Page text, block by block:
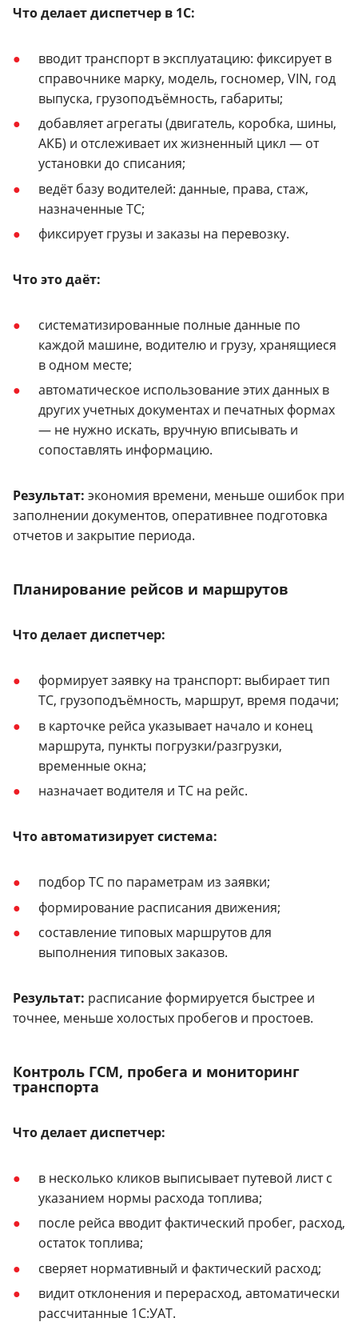
Что делает диспетчер в 1С:
вводит транспорт в эксплуатацию: фиксирует в
справочнике марку, модель, госномер, VIN, год
выпуска, грузоподъёмность, габариты;
добавляет агрегаты (двигатель, коробка, шины,
АКБ) и отслеживает их жизненный цикл — от
установки до списания;
ведёт базу водителей: данные, права, стаж,
назначенные ТС;
фиксирует грузы и заказы на перевозку.
Что это даёт:
систематизированные полные данные по
каждой машине, водителю и грузу, хранящиеся
в одном месте;
автоматическое использование этих данных в
других учетных документах и печатных формах
— не нужно искать, вручную вписывать и
сопоставлять информацию.
Результат: экономия времени, меньше ошибок при
заполнении документов, оперативнее подготовка
отчетов и закрытие периода.
Планирование рейсов и маршрутов
Что делает диспетчер:
формирует заявку на транспорт: выбирает тип
ТС, грузоподъёмность, маршрут, время подачи;
в карточке рейса указывает начало и конец
маршрута, пункты погрузки/разгрузки,
временные окна;
назначает водителя и ТС на рейс.
Что автоматизирует система:
подбор ТС по параметрам из заявки;
формирование расписания движения;
составление типовых маршрутов для
выполнения типовых заказов.
Результат: расписание формируется быстрее и
точнее, меньше холостых пробегов и простоев.
Контроль ГСМ, пробега и мониторинг
транспорта
Что делает диспетчер:
в несколько кликов выписывает путевой лист с
указанием нормы расхода топлива;
после рейса вводит фактический пробег, расход,
остаток топлива;
сверяет нормативный и фактический расход;
видит отклонения и перерасход, автоматически
рассчитанные 1С:УАТ.